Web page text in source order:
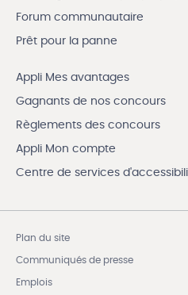
Forum communautaire
Prêt pour la panne
Appli Mes avantages
Gagnants de nos concours
Règlements des concours
Appli Mon compte
Centre de services
Plan du site
Communiqués de presse
Emplois